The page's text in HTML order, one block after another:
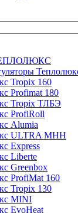
Tropix 160
Profimat 180
Tropix ТЛБЭ
ProfiRoll
Alumia
ULTRA МНН
Express
Liberte
Greenbox
ProfiMat 160
Tropix 130
MINI
EvoHeat